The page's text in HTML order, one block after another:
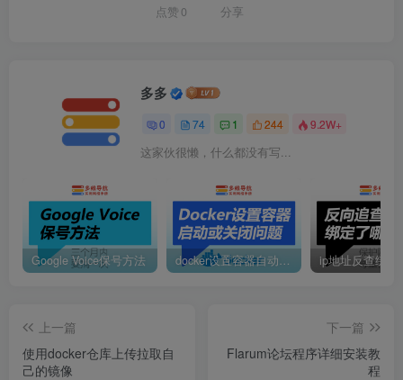
点赞 0 分享
多多
0 74 1 244 9.2W+
这家伙很懒，什么都没有写...
Google Voice保号方法 ip地址反查绑定
上一篇
使用docker仓库上传拉取自
己的镜像
下一篇
Flarum论坛程序详细安装教
程